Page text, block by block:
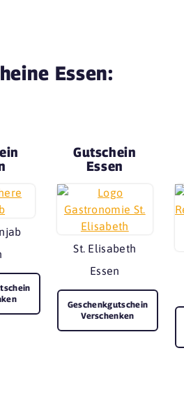
Essen:
Gutschein
Essen
St. Elisabeth
Essen
Geschenkgutschein
Verschenken